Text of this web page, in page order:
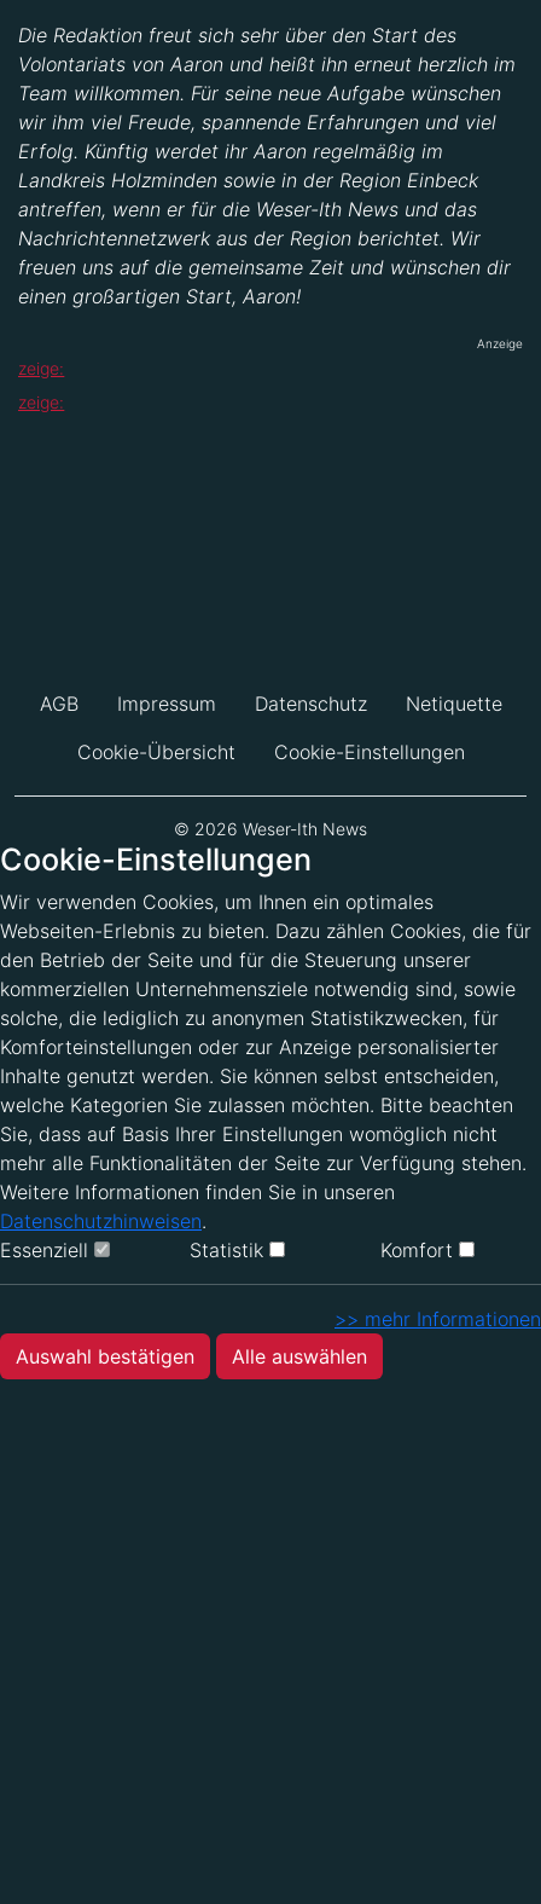
Volontariats von Aaron und heißt ihn erneut herzlich im
Team willkommen. Für seine neue Aufgabe wünschen
wir ihm viel Freude, spannende Erfahrungen und viel
Erfolg. Künftig werdet ihr Aaron regelmäßig im
Landkreis Holzminden sowie in der Region Einbeck
antreffen, wenn er für die Weser-Ith News und das
Nachrichtennetzwerk aus der Region berichtet. Wir
freuen uns auf die gemeinsame Zeit und wünschen dir
einen großartigen Start, Aaron!
Cookie-Übersicht
Cookie-Einstellungen
© 2026 Weser-Ith News
Cookie-Einstellungen
Wir verwenden Cookies, um Ihnen ein optimales
Webseiten-Erlebnis zu bieten. Dazu zählen Cookies, die für
den Betrieb der Seite und für die Steuerung unserer
kommerziellen Unternehmensziele notwendig sind, sowie
solche, die lediglich zu anonymen Statistikzwecken, für
Komforteinstellungen oder zur Anzeige personalisierter
Inhalte genutzt werden. Sie können selbst entscheiden,
welche Kategorien Sie zulassen möchten. Bitte beachten
Sie, dass auf Basis Ihrer Einstellungen womöglich nicht
mehr alle Funktionalitäten der Seite zur Verfügung stehen.
Weitere Informationen finden Sie in unseren
Datenschutzhinweisen .
Essenziell
Statistik
>> mehr Informationen
Auswahl bestätigen
Alle auswählen